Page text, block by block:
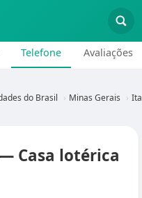
Telefone Avaliações
do Brasil Minas Gerais
Casa lotérica